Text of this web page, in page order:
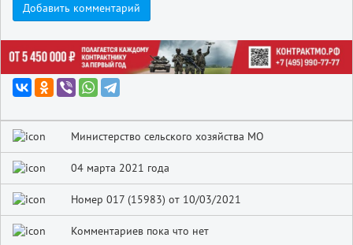
Добавить комментарий
Министерство сельского хозяйства МО
04 марта 2021 года
Номер 017 (15983) от 10/03/2021
Комментариев пока что нет